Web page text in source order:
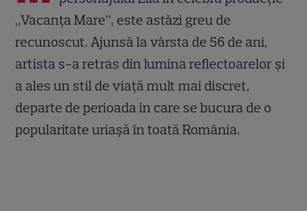
„Vacanța Mare”, este astăzi greu de
recunoscut. Ajunsă la vârsta de 56 de ani,
artista s-a retras din lumina reflectoarelor și
a ales un stil de viață mult mai discret,
departe de perioada în care se bucura de o
popularitate uriașă în toată România.